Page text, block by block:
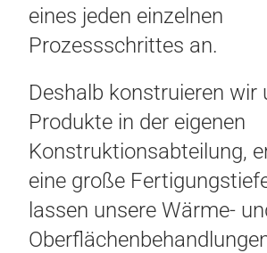
eines jeden einzelnen
Prozessschrittes an.
Deshalb konstruieren wir
Produkte in der eigenen
Konstruktionsabteilung,
eine große
lassen unsere Wärme-